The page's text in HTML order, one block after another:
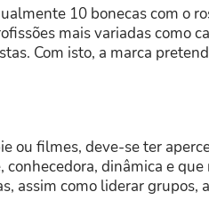
10 bonecas com o
mais variadas como
Com isto, a marca
ou filmes, deve-se ter
dinâmica e
assim como liderar grupos,